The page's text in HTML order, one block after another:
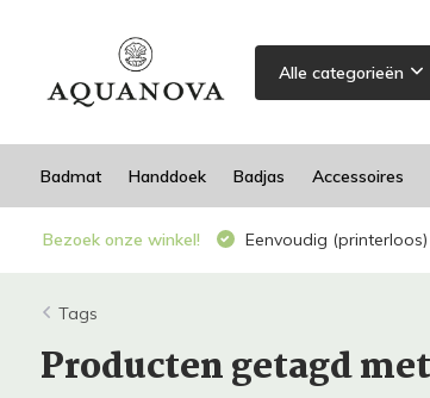
Alle categorieën
Badmat Handdoek Badjas Accessoires
Bezoek onze winkel! Eenvoudig
Tags
Producten getagd